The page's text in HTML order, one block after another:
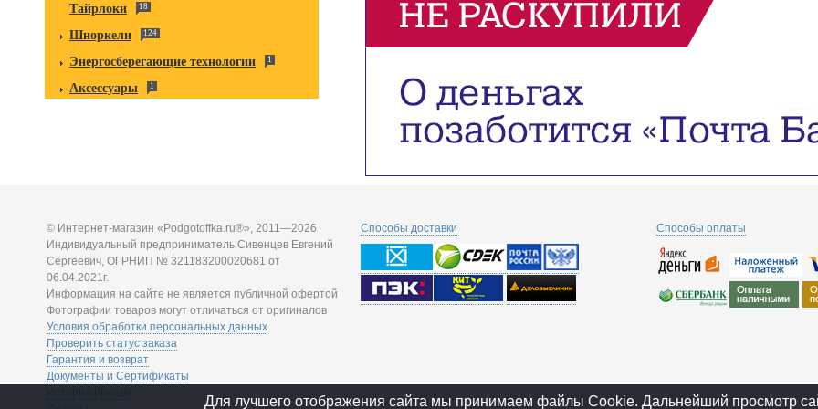
Тайрлоки 18
Шноркели 124
Энергосберегающие технологии 1
Аксессуары 1
© Интернет-магазин «Podgotoffka.ru®», 2011—2026
Индивидуальный предприниматель Сивенцев Евгений
Сергеевич, ОГРНИП № 321183200020681 от
06.04.2021г.
Информация на сайте не является публичной офертой
Фотографии товаров могут отличаться от оригиналов
Условия обработки персональных данных
Проверить статус заказа
Гарантия и возврат
Документы и Сертификаты
Способы доставки Способы оплаты
Для лучшего отображения сайта мы принимаем файлы Cookie. Дальнейший просмотр